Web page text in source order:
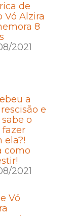
de
Vó Alzira
8
2021
a
e
o
fazer
ela?!
como
2021
Vó